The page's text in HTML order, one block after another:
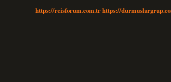
Var
https://reisforum.com.trhttps://